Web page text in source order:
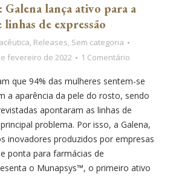
lança ativo para a
linhas de expressão
, Releases, Sem categoria
fevereiro de 2022 1 Comentário
que 94% das mulheres sentem-se
a aparência da pele do rosto, sendo
apontaram as linhas de
problema. Por isso, a Galena,
inovadores produzidos por empresas
ponta para farmácias de
o Munapsys™, o primeiro ativo